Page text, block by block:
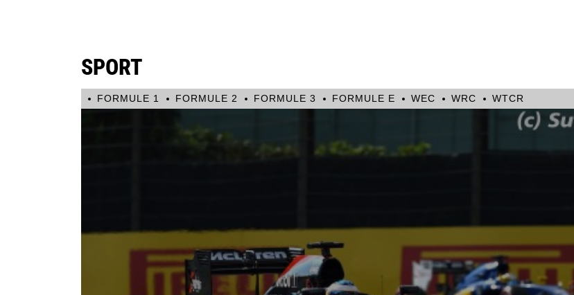
SPORT
FORMULE 1 FORMULE 2 FORMULE 3 FORMULE E WEC WRC WTCR